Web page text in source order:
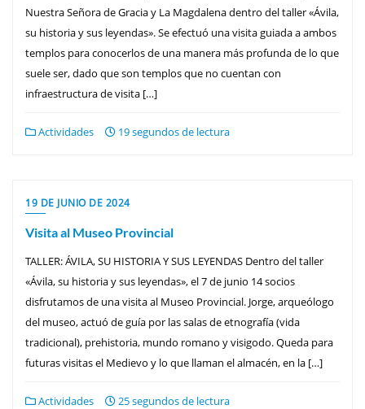
Nuestra Señora de Gracia y La Magdalena dentro del taller «Ávila,
su historia y sus leyendas». Se efectuó una visita guiada a ambos
templos para conocerlos de una manera más profunda de lo que
suele ser, dado que son templos que no cuentan con
infraestructura de visita […]
Actividades 19 segundos de lectura
19 DE JUNIO DE 2024
Visita al Museo Provincial
TALLER: ÁVILA, SU HISTORIA Y SUS LEYENDAS Dentro del taller
«Ávila, su historia y sus leyendas», el 7 de junio 14 socios
disfrutamos de una visita al Museo Provincial. Jorge, arqueólogo
del museo, actuó de guía por las salas de etnografía (vida
tradicional), prehistoria, mundo romano y visigodo. Queda para
futuras visitas el Medievo y lo que llaman el almacén, en la […]
Actividades 25 segundos de lectura